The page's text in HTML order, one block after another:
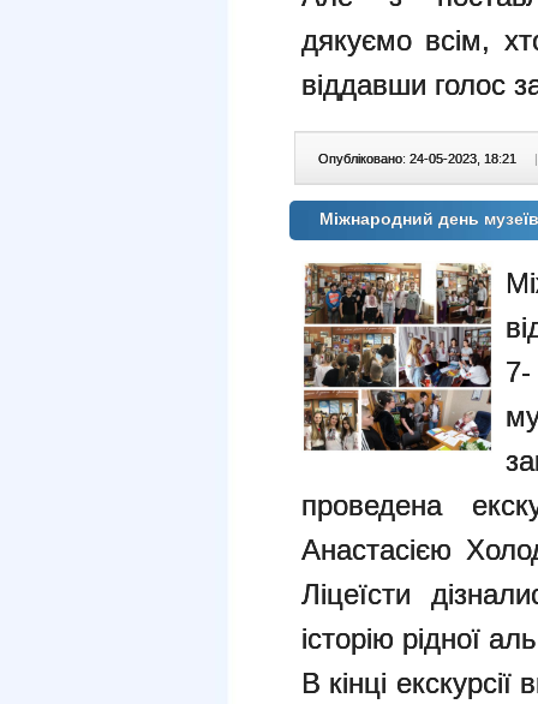
дякуємо всім,
віддавши голос
Опубліковано: 24-05-2023, 18:21 |
Міжнародний день музеїв
проведена
Анастасією
Ліцеїсти
історію рідної
В кінці